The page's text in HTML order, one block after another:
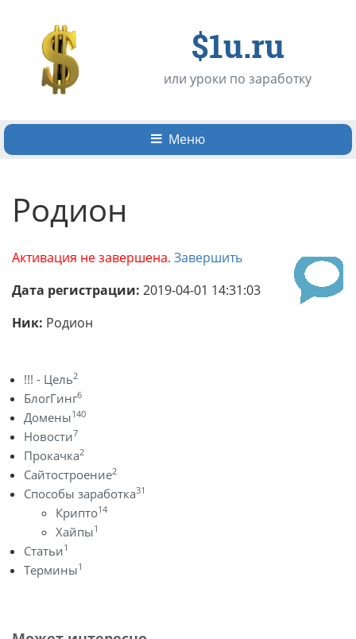
$1u.ru
или уроки по заработку
Меню
Родион
Активация не завершена. Завершить
Дата регистрации: 2019-04-01 14:31:03
Ник: Родион
!!! - Цель2
БлогГинг6
Домены140
Новости7
Прокачка2
Сайтостроение2
Способы заработка31
Крипто14
Хайпы1
Статьи1
Термины1